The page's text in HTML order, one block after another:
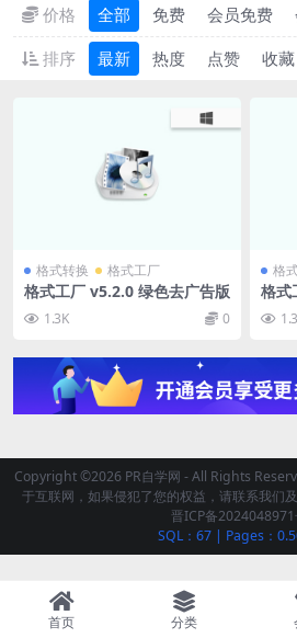
价格
全部 免费 会员免费
排序
最新 热度 点赞 收藏
格式转换 格式工厂
格式工厂 v5.2.0 绿色去广告版
1.3K 0
格
格式
Copyright ©2026 PR自学网 - All Rights
于互联网，如果侵犯了您的权益，请联系我们
晋ICP备2024048971
SQL：67 | Pages：
首页 分类